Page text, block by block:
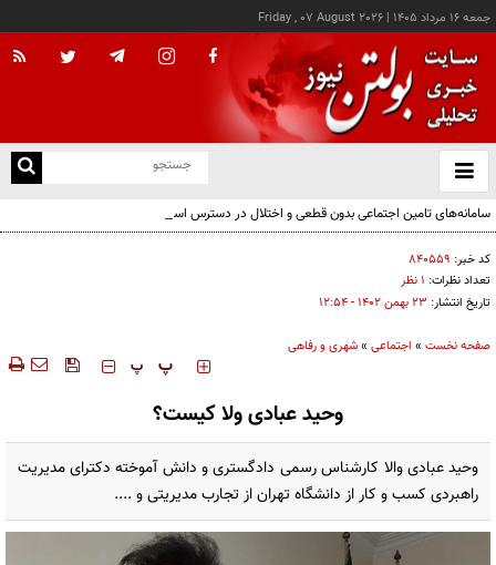
جمعه ۱۶ مرداد ۱۴۰۵ |
Friday , 07 August 2026
باز
و
سامانه‌های تامین اجتماعی بدون قطعی و اختلال در دسترس است
کد خبر: ۸۴۰۵۵۹
تعداد نظرات: ۱ نظر
تاریخ انتشار: ۲۳ بهمن ۱۴۰۲ - ۱۲:۵۴
صفحه نخست » اجتماعی »شهری و رفاهی
‍‍‍ پ پ
وحید عبادی ولا کیست؟
وحید عبادی والا کارشناس رسمی دادگستری و دانش آموخته دکترای مدیریت
راهبردی کسب و کار از دانشگاه تهران از تجارب مدیریتی و ....